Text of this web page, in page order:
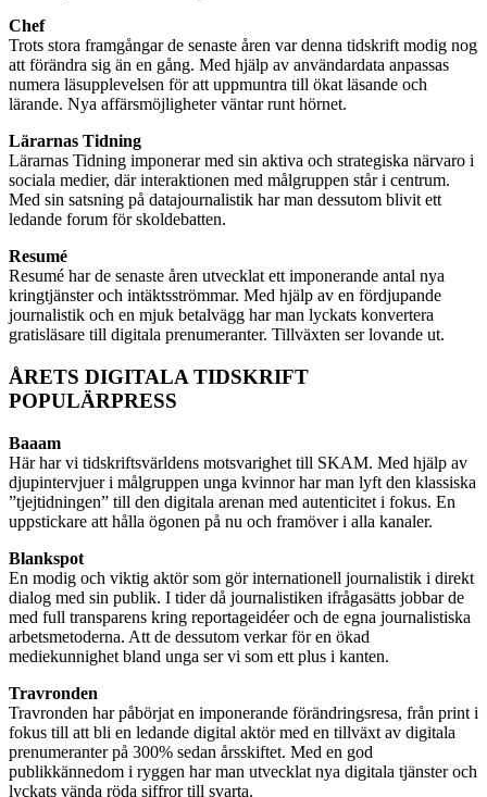
Chef
Trots stora framgångar de senaste åren var denna tidskrift modig nog
att förändra sig än en gång. Med hjälp av användardata anpassas
numera läsupplevelsen för att uppmuntra till ökat läsande och
lärande. Nya affärsmöjligheter väntar runt hörnet.
Lärarnas Tidning
Lärarnas Tidning imponerar med sin aktiva och strategiska närvaro i
sociala medier, där interaktionen med målgruppen står i centrum.
Med sin satsning på datajournalistik har man dessutom blivit ett
ledande forum för skoldebatten.
Resumé
Resumé har de senaste åren utvecklat ett imponerande antal nya
kringtjänster och intäktsströmmar. Med hjälp av en fördjupande
journalistik och en mjuk betalvägg har man lyckats konvertera
gratisläsare till digitala prenumeranter. Tillväxten ser lovande ut.
ÅRETS DIGITALA TIDSKRIFT
POPULÄRPRESS
Baaam
Här har vi tidskriftsvärldens motsvarighet till SKAM. Med hjälp av
djupintervjuer i målgruppen unga kvinnor har man lyft den klassiska
”tjejtidningen” till den digitala arenan med autenticitet i fokus. En
uppstickare att hålla ögonen på nu och framöver i alla kanaler.
Blankspot
En modig och viktig aktör som gör internationell journalistik i direkt
dialog med sin publik. I tider då journalistiken ifrågasätts jobbar de
med full transparens kring reportageidéer och de egna journalistiska
arbetsmetoderna. Att de dessutom verkar för en ökad
mediekunnighet bland unga ser vi som ett plus i kanten.
Travronden
Travronden har påbörjat en imponerande förändringsresa, från print i
fokus till att bli en ledande digital aktör med en tillväxt av digitala
prenumeranter på 300% sedan årsskiftet. Med en god
publikkännedom i ryggen har man utvecklat nya digitala tjänster och
lyckats vända röda siffror till svarta.